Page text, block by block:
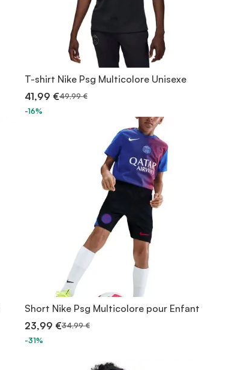
T-shirt Nike Psg Multicolore Unisexe
41,99 €49,99 €
-16%
Short Nike Psg Multicolore pour Enfant
23,99 €34,99 €
-31%